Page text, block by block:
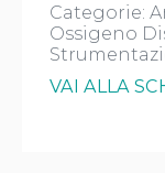
Categorie:
Ossigeno
VAI ALLA